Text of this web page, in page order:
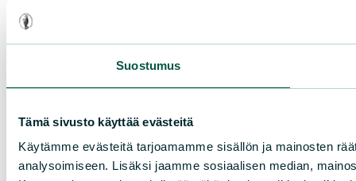
Suostumus
Tämä sivusto käyttää evästeitä
Käytämme evästeitä tarjoamamme sisällön ja mainosten
analysoimiseen. Lisäksi jaamme sosiaalisen median,